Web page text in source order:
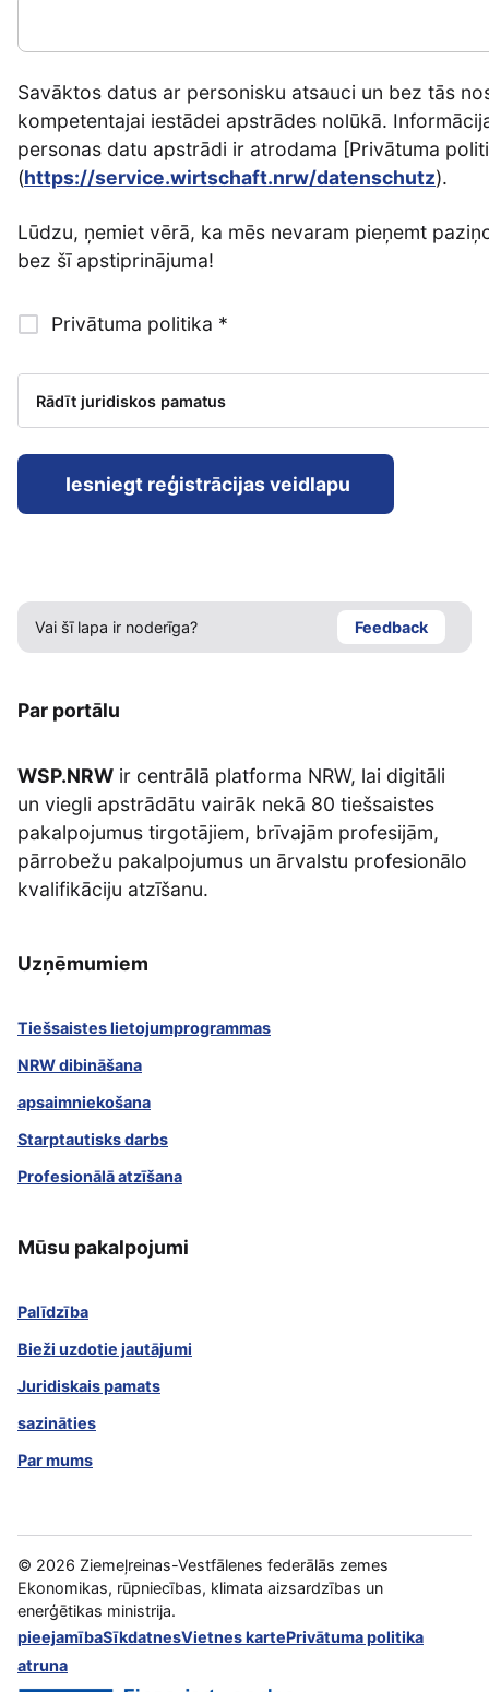
Savāktos datus ar personisku atsauci un bez tās
kompetentajai iestādei apstrādes nolūkā.
personas datu apstrādi ir atrodama [Privātuma
(https://service.wirtschaft.nrw/datenschutz).
Lūdzu, ņemiet vērā, ka mēs nevaram pieņemt
bez šī apstiprinājuma!
Privātuma politika *
Rādīt juridiskos pamatus
Iesniegt reģistrācijas veidlapu
Vai šī lapa ir noderīga? Feedback
Par portālu
WSP.NRW ir centrālā platforma NRW, lai digitāli
un viegli apstrādātu vairāk nekā 80 tiešsaistes
pakalpojumus tirgotājiem, brīvajām profesijām,
pārrobežu pakalpojumus un ārvalstu profesionālo
kvalifikāciju atzīšanu.
Uzņēmumiem
Tiešsaistes lietojumprogrammas
NRW dibināšana
apsaimniekošana
Starptautisks darbs
Profesionālā atzīšana
Mūsu pakalpojumi
Palīdzība
Bieži uzdotie jautājumi
Juridiskais pamats
sazināties
Par mums
© 2026 Ziemeļreinas-Vestfālenes federālās zemes
Ekonomikas, rūpniecības, klimata aizsardzības un
enerģētikas ministrija.
pieejamībaSīkdatnesVietnes kartePrivātuma politika
atruna